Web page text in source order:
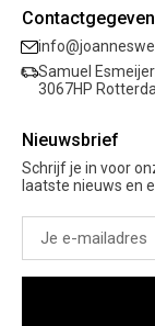
Retourneren
Garantie
Mijn verlanglijst
Sale
Kleding
Schoenen
Cadeaubon
Samuel
3067HP
Nieuwsbrief
Schrijf je in voor
laatste nieuws en